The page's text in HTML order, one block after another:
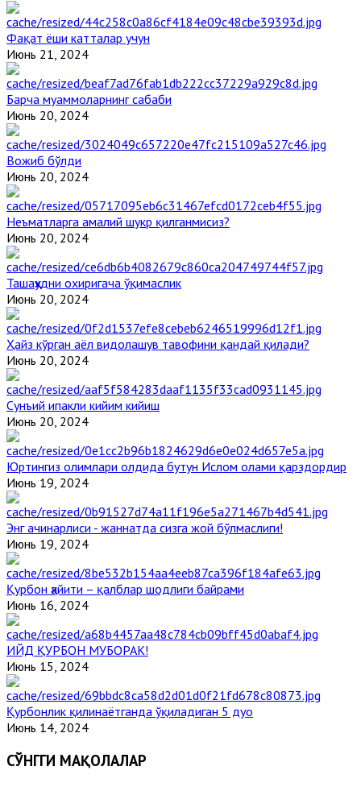
Фақат ёши катталар учун
Июнь 21, 2024
Барча муаммоларнинг сабаби
Июнь 20, 2024
Вожиб бўлди
Июнь 20, 2024
Неъматларга амалий шукр қилганмисиз?
Июнь 20, 2024
Ташаҳҳудни охиригача ўқимаслик
Июнь 20, 2024
Ҳайз кўрган аёл видолашув тавофини қандай қилади?
Июнь 20, 2024
Сунъий ипакли кийим кийиш
Июнь 20, 2024
Юртингиз олимлари олдида бутун Ислом олами қарздордир
Июнь 19, 2024
Энг ачинарлиси - жаннатда сизга жой бўлмаслиги!
Июнь 19, 2024
Қурбон ҳайити – қалблар шодлиги байрами
Июнь 16, 2024
ИЙД ҚУРБОН МУБОРАК!
Июнь 15, 2024
Қурбонлик қилинаётганда ўқиладиган 5 дуо
Июнь 14, 2024
СЎНГГИ МАҚОЛАЛАР